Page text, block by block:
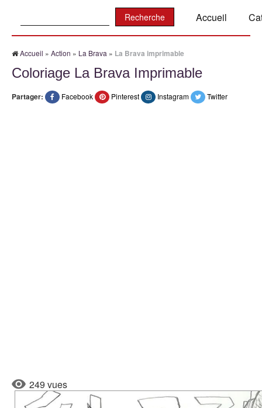
Accueil
Accueil » Action » La Brava » La Brava imprimable
Coloriage La Brava Imprimable
Partager: Facebook Pinterest Instagram Twitter
249 vues